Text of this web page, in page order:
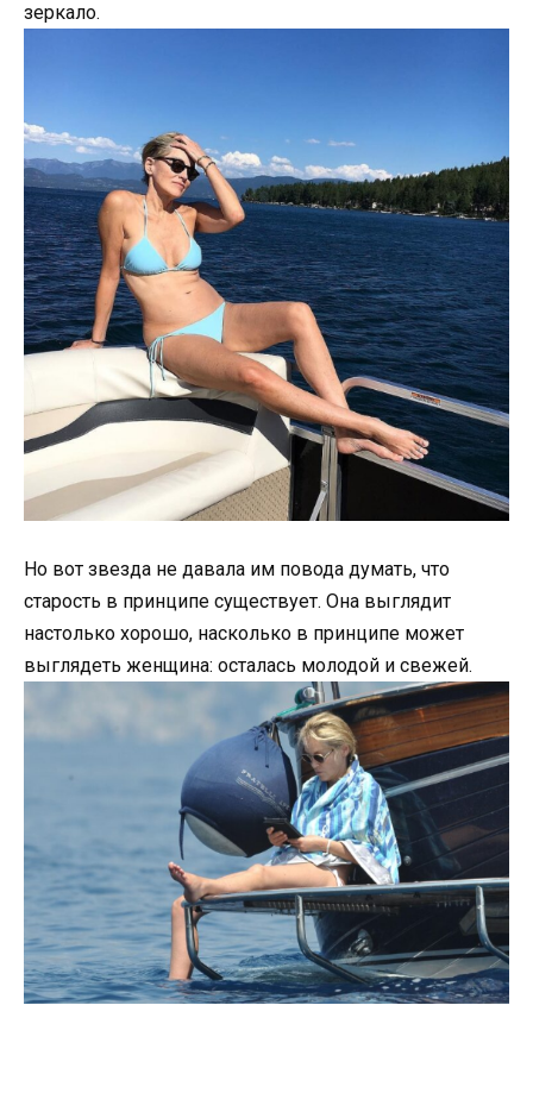
зеркало.
Но вот звезда не давала им повода думать, что
старость в принципе существует. Она выглядит
настолько хорошо, насколько в принципе может
выглядеть женщина: осталась молодой и свежей.